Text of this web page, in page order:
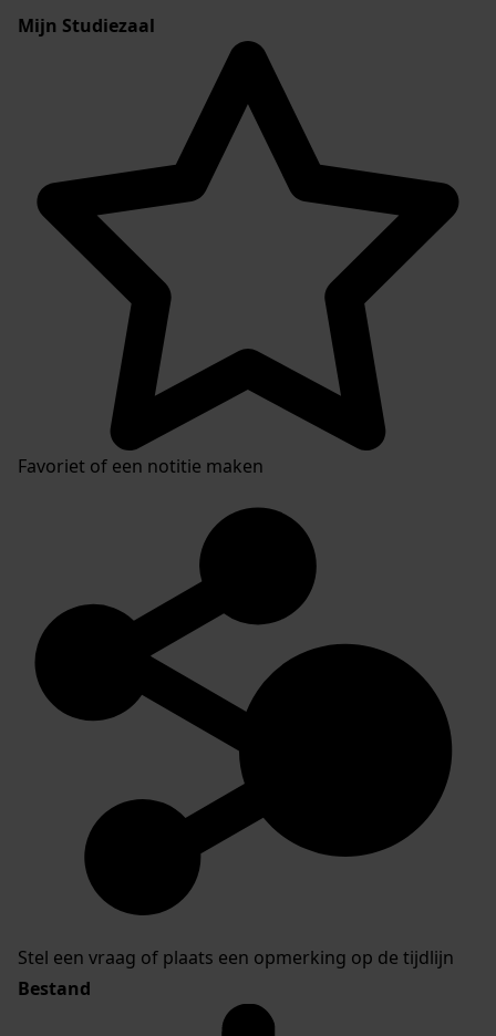
Mijn Studiezaal
Favoriet of een notitie maken
Stel een vraag of plaats een opmerking op de tijdlijn
Bestand